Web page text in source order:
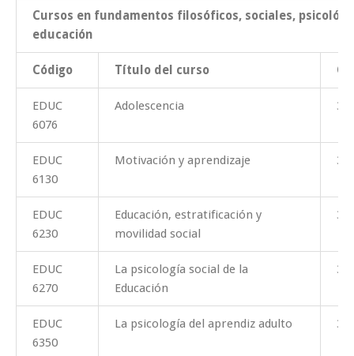
Cursos en fundamentos filosóficos, sociales,
educación
Código Título del curso
EDUC
6076
Adolescencia 3
EDUC
6130
Motivación y aprendizaje 3
EDUC
6230
Educación, estratificación y
movilidad social
3
EDUC
6270
La psicología social de la
Educación
3
EDUC
6350
La psicología del aprendiz adulto 3